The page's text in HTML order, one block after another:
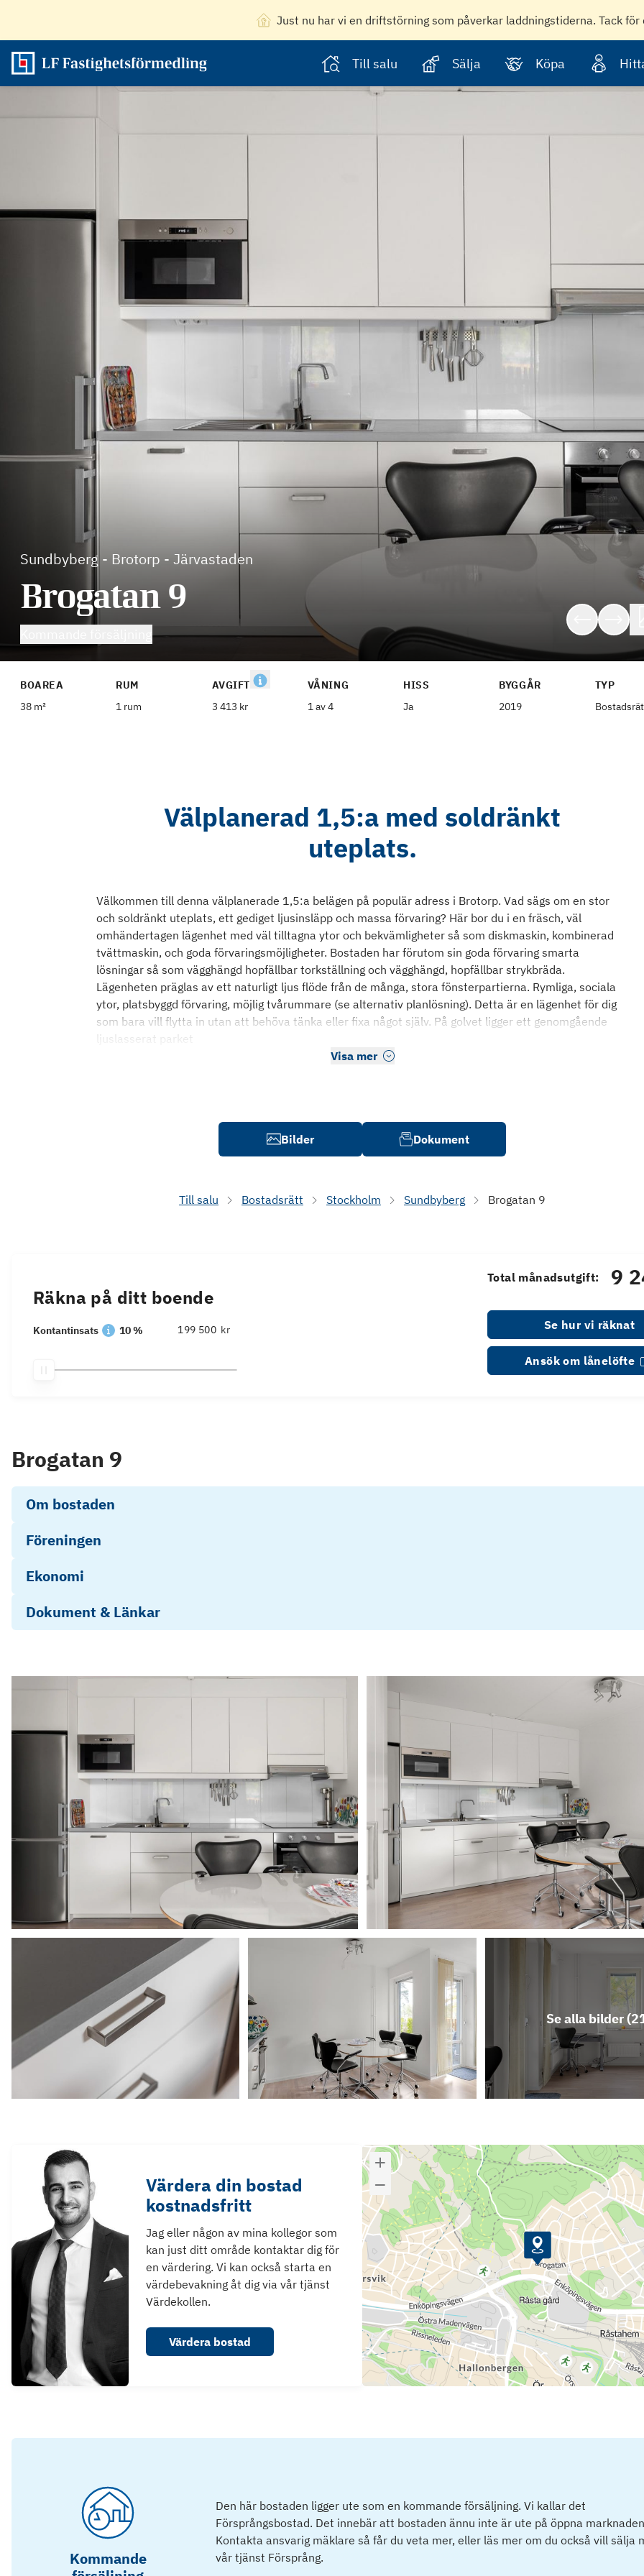
Just nu har vi en driftstörning som påverkar laddningstiderna. Tack
Till salu Sälja Köpa
Sundbyberg - Brotorp - Järvastaden
Brogatan 9
BOAREA
38 m²
RUM
1 rum
AVGIFT
3 413 kr
VÅNING
1 av 4
HISS
Ja
BYGGÅR
2019
TYP
Välplanerad 1,5:a med soldränkt
uteplats.
Välkommen till denna välplanerade 1,5:a belägen på populär adress i Brotorp. Vad sägs om en stor
och soldränkt uteplats, ett gediget ljusinsläpp och massa förvaring? Här bor du i en fräsch, väl
omhändertagen lägenhet med väl tilltagna ytor och bekvämligheter så som diskmaskin, kombinerad
tvättmaskin, och goda förvaringsmöjligheter. Bostaden har förutom sin goda förvaring smarta
lösningar så som vägghängd hopfällbar torkställning och vägghängd, hopfällbar strykbräda.
Lägenheten präglas av ett naturligt ljus flöde från de många, stora fönsterpartierna. Rymliga, sociala
ytor, platsbyggd förvaring, möjlig tvårummare (se alternativ planlösning). Detta är en lägenhet för dig
som bara vill flytta in utan att behöva tänka eller fixa något själv. På golvet ligger ett genomgående
ljuslasserat parket
Visa mer
Bilder Dokument
Till salu Bostadsrätt Stockholm Sundbyberg Brogatan 9
Räkna på ditt boende
Kontantinsats 10 % kr
Total månadsutgift: 9
Se hur vi räknat
Ansök om lånelöfte
Brogatan 9
Om bostaden
Föreningen
Ekonomi
Dokument & Länkar
Se alla bilder (
Värdera din bostad
kostnadsfritt
Jag eller någon av mina kollegor som
kan just ditt område kontaktar dig för
en värdering. Vi kan också starta en
värdebevakning åt dig via vår tjänst
Värdekollen.
Värdera bostad
Kommande
Den här bostaden ligger ute som en kommande försäljning. Vi kallar det
Försprångsbostad. Det innebär att bostaden ännu inte är ute på öppna
Kontakta ansvarig mäklare så får du veta mer, eller läs mer om du också vill sälja
vår tjänst Försprång.